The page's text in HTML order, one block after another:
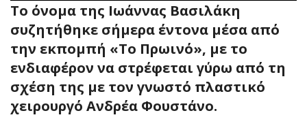
Το όνομα της Ιωάννας Βασιλάκη
συζητήθηκε σήμερα έντονα μέσα από
την εκπομπή «Το Πρωινό», με το
ενδιαφέρον να στρέφεται γύρω από τη
σχέση της με τον γνωστό πλαστικό
χειρουργό Ανδρέα Φουστάνο.